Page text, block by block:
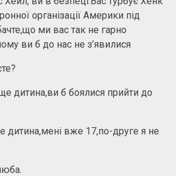
організації Америки під
ми вас так не гарно
ви б до нас не з’явилися
дитина,ви б боялися прийти до
вже 17,по-друге я не